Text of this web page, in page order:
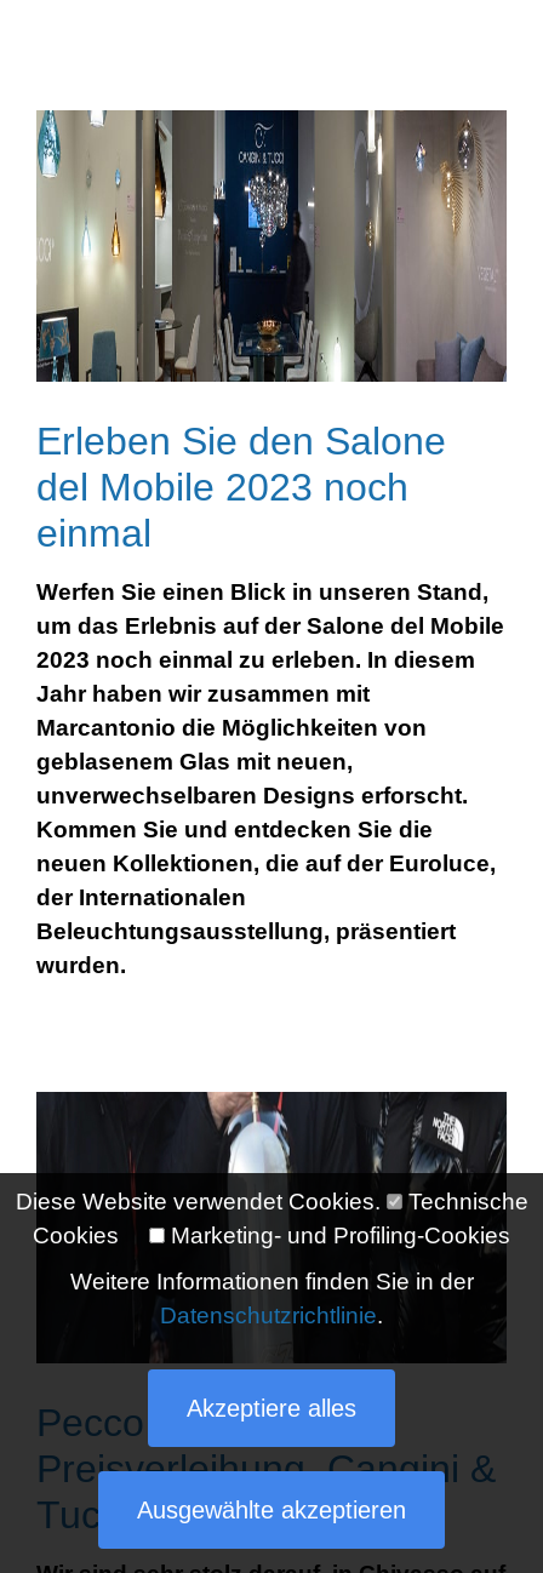
Diese Website verwendet Cookies.
Technische
Cookies
Marketing- und Profiling-Cookies
Weitere Informationen finden Sie in der
Datenschutzrichtlinie.
Akzeptiere alles
Ausgewählte akzeptieren
Erleben Sie den Salone
del Mobile 2023 noch
einmal
Werfen Sie einen Blick in unseren Stand,
um das Erlebnis auf der Salone del Mobile
2023 noch einmal zu erleben. In diesem
Jahr haben wir zusammen mit
Marcantonio die Möglichkeiten von
geblasenem Glas mit neuen,
unverwechselbaren Designs erforscht.
Kommen Sie und entdecken Sie die
neuen Kollektionen, die auf der Euroluce,
der Internationalen
Beleuchtungsausstellung, präsentiert
wurden.
Pecco Bagnaia-
Preisverleihung. Cangini &
Tucci ist da!